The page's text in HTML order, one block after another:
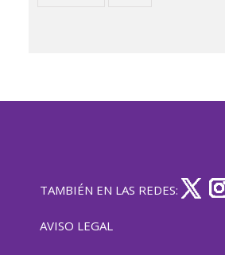
TAMBIÉN EN LAS REDES:
AVISO LEGAL